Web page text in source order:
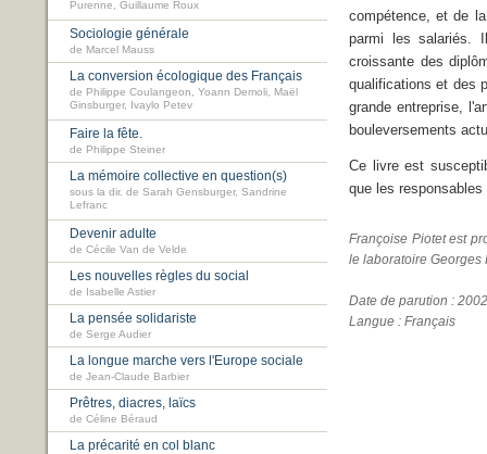
Purenne, Guillaume Roux
Sociologie générale
de Marcel Mauss
La conversion écologique des Français
de Philippe Coulangeon, Yoann Demoli, Maël
Ginsburger, Ivaylo Petev
Faire la fête.
de Philippe Steiner
La mémoire collective en question(s)
sous la dir. de Sarah Gensburger, Sandrine
Lefranc
Devenir adulte
de Cécile Van de Velde
Les nouvelles règles du social
de Isabelle Astier
La pensée solidariste
de Serge Audier
La longue marche vers l'Europe sociale
de Jean-Claude Barbier
Prêtres, diacres, laïcs
de Céline Béraud
La précarité en col blanc
compétence, et de
parmi les salariés.
croissante des
qualifications et des
grande entreprise,
bouleversements
Ce livre est
que les
Françoise Piotet est
le laboratoire Georges
Date de parution : 2002
Langue : Français